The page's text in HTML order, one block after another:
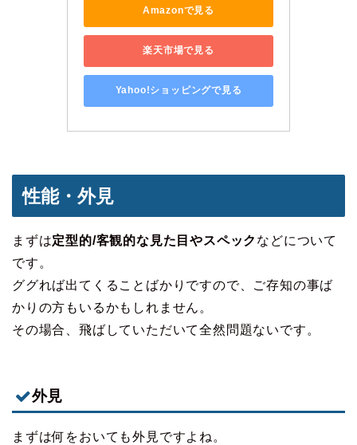
Amazonで見る
楽天市場で見る
Yahoo!ショッピングで見る
性能・外見
まずは定型的/客観的な見た目やスペック などについて
です。
ググれば出てくることばかりですので、ご存知の事ば
かりの方もいるかもしれません。
その場合、飛ばしていただいて全然問題ないです。
外見
まずは何をおいても外見ですよね。